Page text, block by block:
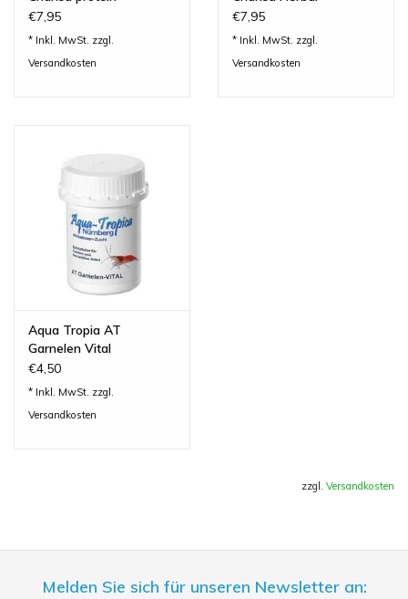
generell aus dem Aquarium entfernen.
Erhältlich in: 30g
und Krebstiere
€7,95
* Inkl. MwSt. zzgl.
Versandkosten
€7,95
* Inkl. MwSt. zzgl.
Versandkosten
Aqua Tropia AT
Garnelen Vital
€4,50
* Inkl. MwSt. zzgl.
Versandkosten
zzgl. Versandkosten
Melden Sie sich für unseren Newsletter an: